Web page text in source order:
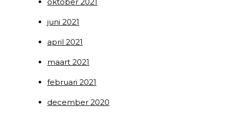
juni 2021
april 2021
maart 2021
februari 2021
december 2020